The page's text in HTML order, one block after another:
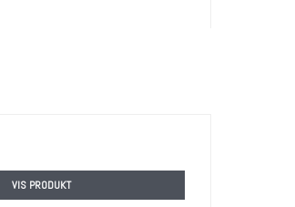
VIS PRODUKT